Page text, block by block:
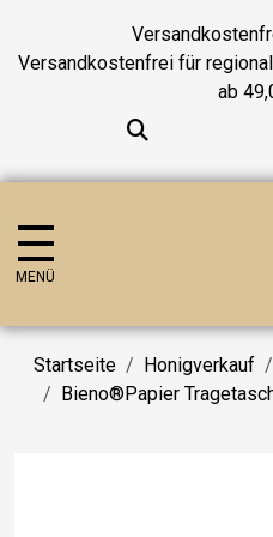
Versandkostenfrei für
ab
MENÜ
Startseite Honigverkauf
Bieno®Papier